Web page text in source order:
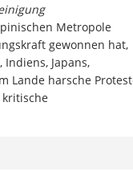
Metropole
gewonnen hat,
Japans,
Lande harsche